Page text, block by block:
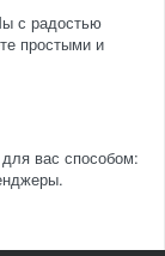
с радостью
простыми и
вас способом: